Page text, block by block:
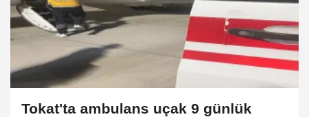
Tokat'ta ambulans uçak 9 günlük